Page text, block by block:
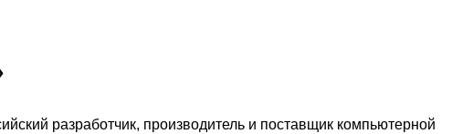
разработчик, производитель и поставщик компьютерной